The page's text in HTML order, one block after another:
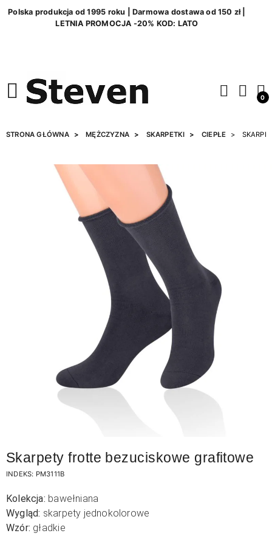
Polska produkcja od 1995 roku | Darmowa dostawa od 150 zł |
LETNIA PROMOCJA -20% KOD: LATO
0
STRONA GŁÓWNA MĘŻCZYZNA SKARPETKI CIEPŁE
Skarpety frotte bezuciskowe grafitowe
INDEKS: PM3111B
Kolekcja: bawełniana
Wygląd: skarpety jednokolorowe
Wzór: gładkie